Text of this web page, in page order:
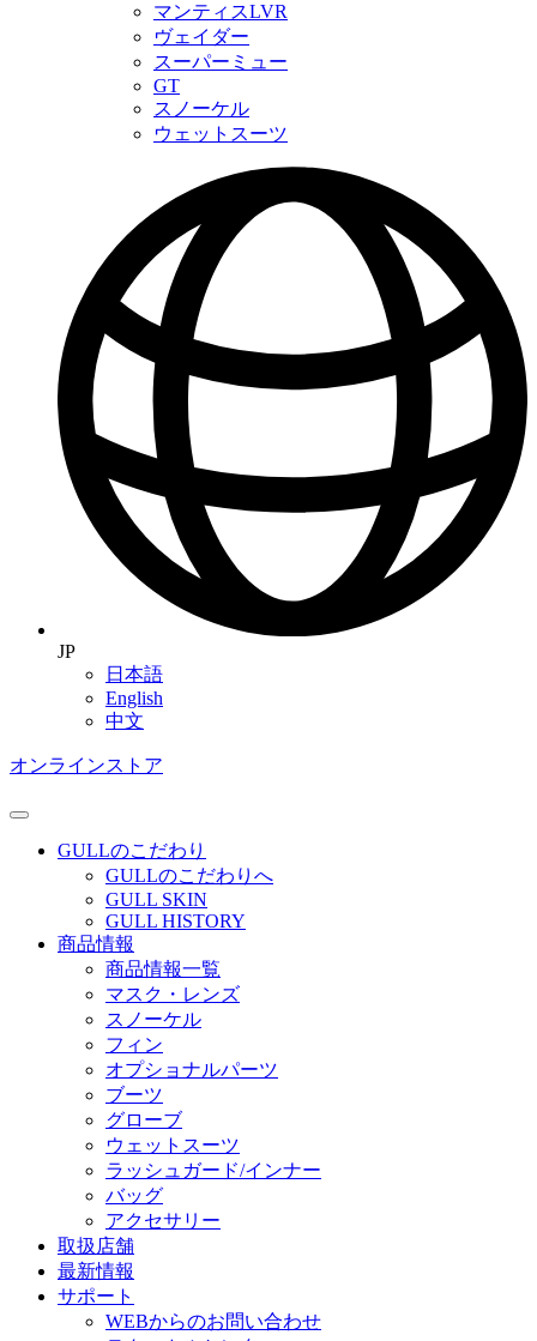
マンティスLVR
ヴェイダー
スーパーミュー
GT
スノーケル
ウェットスーツ
JP
日本語
English
中文
オンラインストア
GULLのこだわり
GULLのこだわりへ
GULL SKIN
GULL HISTORY
商品情報
商品情報一覧
マスク・レンズ
スノーケル
フィン
オプショナルパーツ
ブーツ
グローブ
ウェットスーツ
ラッシュガード/インナー
バッグ
アクセサリー
取扱店舗
最新情報
サポート
WEBからのお問い合わせ